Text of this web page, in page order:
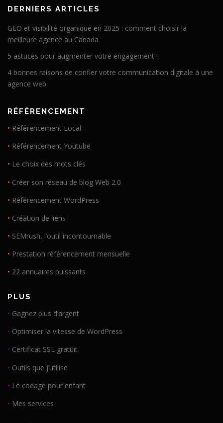
DERNIERS ARTICLES
GEO et visibilité organique en 2025 : comment choisir la
meilleure agence au Canada
5 astuces pour augmenter votre engagement !
4 bonnes raisons de confier votre communication digitale à une
agence web
RÉFÉRENCEMENT
• Référencement Local
• Référencement Youtube
• Le choix des mots clés
• Créer son réseau de blog Web 2.0
• Référencement WordPress
• Création de liens
• SEMrush, l’outil incontournable
• Prestation référencement mensuelle
• 22 annuaires puissants
PLUS
• Gagnez plus d’argent
• Optimiser la vitesse de WordPress
• Certificat SSL gratuit
• Outils que j’utilise
• Le codage pour enfant
• Mes services